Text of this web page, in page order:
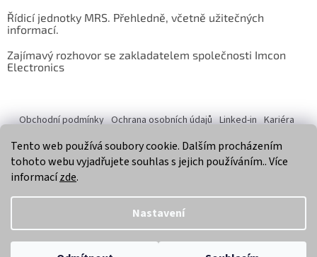
Tento web používá soubory cookie. Dalším procházením
tohoto webu vyjadřujete souhlas s jejich používáním.. Více
informacízde.
Nastavení
Řídicí jednotky MRS. Přehledně, včetně užitečných
informací.
Zajímavý rozhovor se zakladatelem společnosti Imcon
Electronics
Obchodní podmínky Ochrana osobních údajů Linked-in Kariéra
Copyright 2026Imcon Electronics, s.r.o.. Všechna práva